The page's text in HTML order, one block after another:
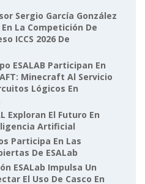
Sergio García González
La Competición De
ICCS 2026 De
ESALAB Participan En
Minecraft Al Servicio
Lógicos En
Exploran El Futuro En
Artificial
Participa En Las
De ESALab
ESALab Impulsa Un
El Uso De Casco En